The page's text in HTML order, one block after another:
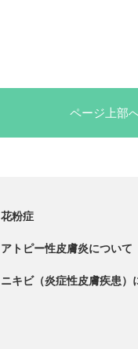
ページ上部
花粉症
アトピー性皮膚炎について
ニキビ（炎症性皮膚疾患）